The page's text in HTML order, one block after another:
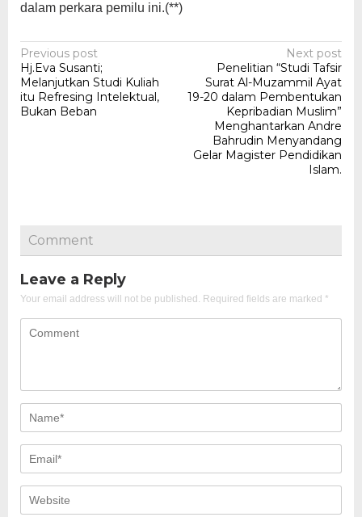
dalam perkara pemilu ini.(**)
Post
navigation
Previous post
Hj.Eva Susanti;
Melanjutkan Studi Kuliah
itu Refresing Intelektual,
Bukan Beban
Next post
Penelitian “Studi Tafsir
Surat Al-Muzammil Ayat
19-20 dalam Pembentukan
Kepribadian Muslim”
Menghantarkan Andre
Bahrudin Menyandang
Gelar Magister Pendidikan
Islam.
Comment
Leave a Reply
Your email address will not be published. Required fields are marked *